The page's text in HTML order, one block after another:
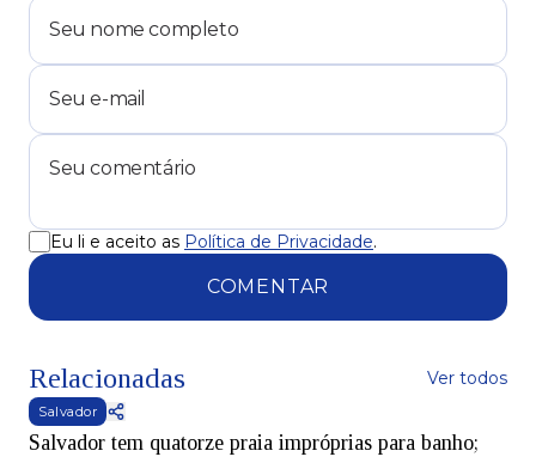
Eu li e aceito as Política de Privacidade.
COMENTAR
Relacionadas Ver todos
Salvador
Salvador tem quatorze praia impróprias para banho;